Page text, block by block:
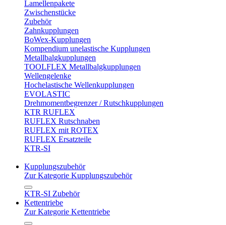
Lamellenpakete
Zwischenstücke
Zubehör
Zahnkupplungen
BoWex-Kupplungen
Kompendium unelastische Kupplungen
Metallbalgkupplungen
TOOLFLEX Metallbalgkupplungen
Wellengelenke
Hochelastische Wellenkupplungen
EVOLASTIC
Drehmomentbegrenzer / Rutschkupplungen
KTR RUFLEX
RUFLEX Rutschnaben
RUFLEX mit ROTEX
RUFLEX Ersatzteile
KTR-SI
Kupplungszubehör
Zur Kategorie Kupplungszubehör
KTR-SI Zubehör
Kettentriebe
Zur Kategorie Kettentriebe